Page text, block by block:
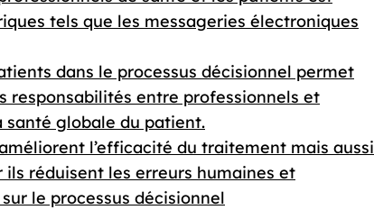
tels que les messageries électroniques
dans le processus décisionnel permet
responsabilités entre professionnels et
globale du patient.
l’efficacité du traitement mais aussi
réduisent les erreurs humaines et
le processus décisionnel